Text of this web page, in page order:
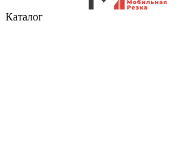
Каталог